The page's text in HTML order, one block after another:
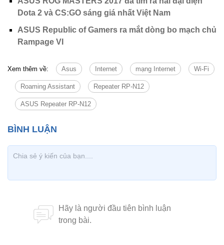
Dota 2 và CS:GO sáng giá nhất Việt Nam
ASUS Republic of Gamers ra mắt dòng bo mạch chủ
Rampage VI
Xem thêm về: Asus Internet mạng Internet Wi-Fi
Roaming Assistant Repeater RP-N12
ASUS Repeater RP-N12